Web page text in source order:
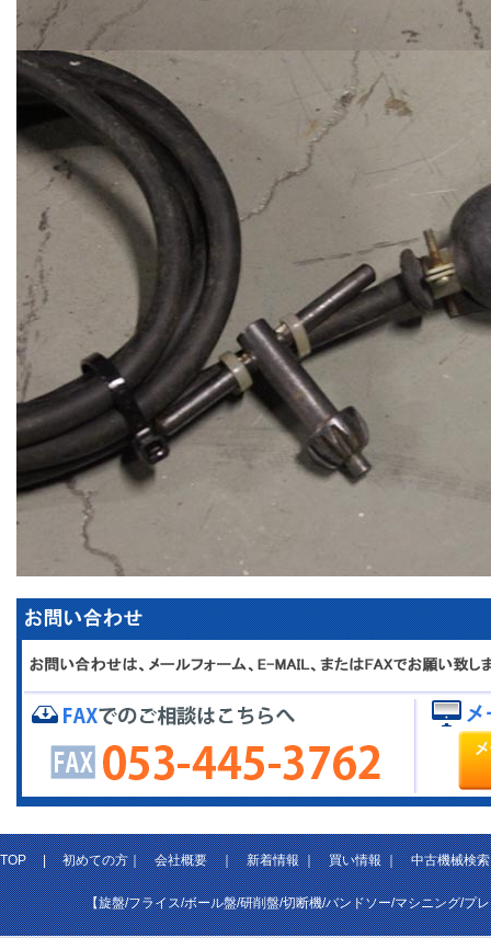
TOP|初めての方｜会社概要｜新着情報｜買い情報｜中古機械検索
【旋盤/フライス/ボール盤/研削盤/切断機/バンドソー/マシニング/プ